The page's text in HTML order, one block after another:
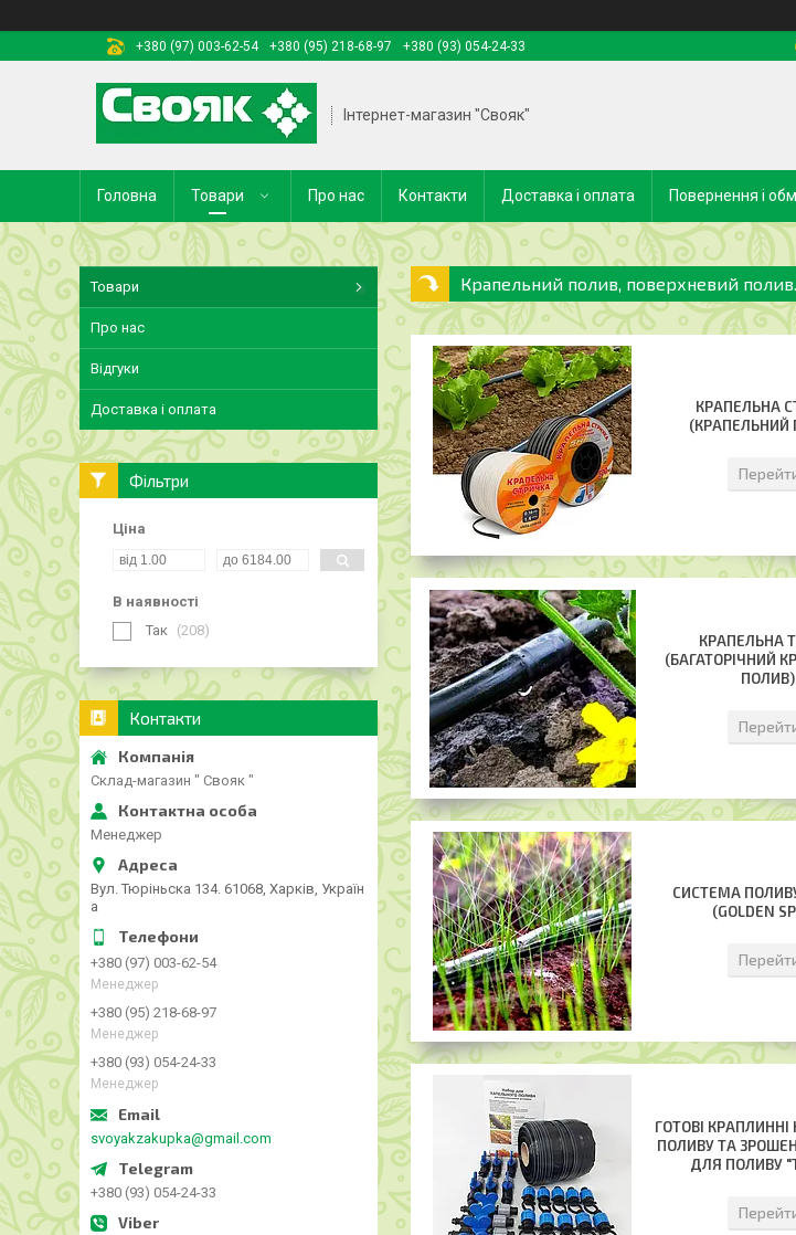
+380 (97) 003-62-54
+380 (95) 218-68-97 +380 (93) 054-24-33
Інтернет-магазин "Свояк"
Головна Товари Про нас Контакти Доставка і оплата Повернення і
Крапельний полив, поверхневий
КРАПЕЛЬНА
(КРАПЕЛЬНИЙ
КРАПЕЛЬНА
(БАГАТОРІЧНИЙ
СИСТЕМА
(GOLDEN
ГОТОВІ
ПОЛИВУ ТА
ДЛЯ ПОЛИВУ
Товари
Про нас
Відгуки
Доставка і оплата
Фільтри
Ціна
В наявності
Так
208
Контакти
Склад-магазин " Свояк "
Менеджер
Вул. Тюріньска 134. 61068, Харків, Україн
а
+380 (97) 003-62-54
Менеджер
+380 (95) 218-68-97
Менеджер
+380 (93) 054-24-33
Менеджер
svoyakzakupka@gmail.com
+380 (93) 054-24-33